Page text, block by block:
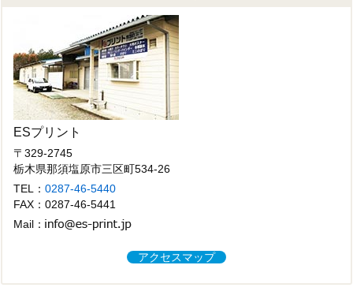
ESプリント
〒329-2745
栃木県那須塩原市三区町534-26
TEL：0287-46-5440
FAX：0287-46-5441
Mail：
アクセスマップ